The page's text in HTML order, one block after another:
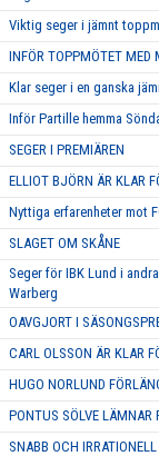
Viktig seger i jämnt
INFÖR TOPPMÖTET MED
Klar seger i en ganska
Inför Partille hemma
SEGER I PREMIÄREN
ELLIOT BJÖRN ÄR KLAR
Nyttiga erfarenheter mot
SLAGET OM SKÅNE
Seger för IBK Lund i
Warberg
OAVGJORT I
CARL OLSSON ÄR KLAR
HUGO NORLUND
PONTUS SÖLVE LÄMNAR
SNABB OCH